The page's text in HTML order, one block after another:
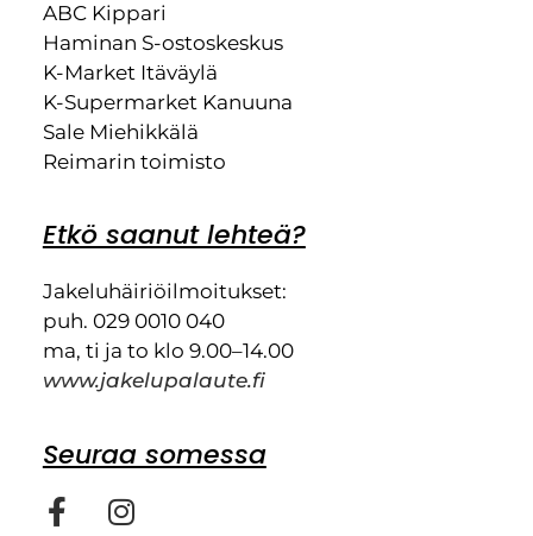
ABC Kippari
Haminan S-ostoskeskus
K-Market Itäväylä
K-Supermarket Kanuuna
Sale Miehikkälä
Reimarin toimisto
Etkö saanut lehteä?
Jakeluhäiriöilmoitukset:
puh. 029 0010 040
ma, ti ja to klo 9.00–14.00
www.jakelupalaute.fi
Seuraa somessa